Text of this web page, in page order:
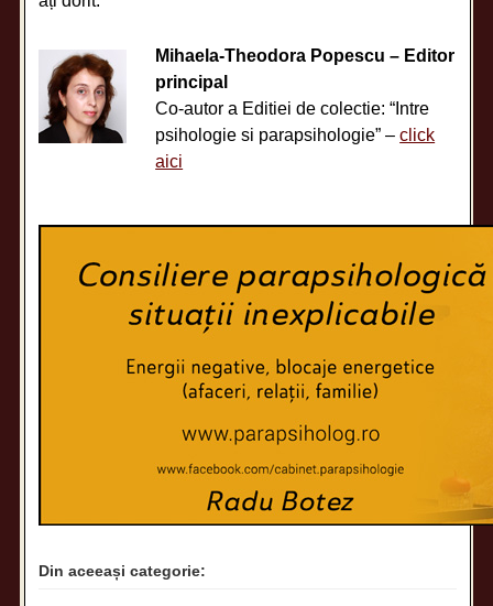
Mihaela-Theodora Popescu – Editor
principal
Co-autor a Editiei de colectie: “Intre
psihologie si parapsihologie” –click
aici
Din aceeași categorie: